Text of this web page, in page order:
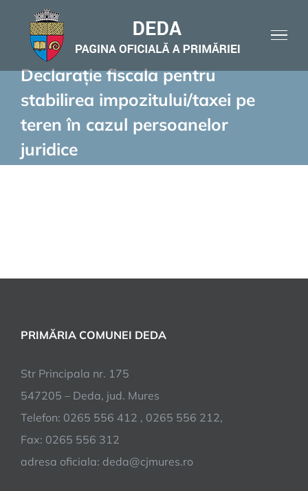
content
Declarație fiscala pentru
stabilirea impozitului/taxei pe
teren în cazul persoanelor
juridice
PRIMĂRIA COMUNEI DEDA
Str Principala nr. 175
547205 – Deda, jud. Mures
Telefon: 0265 556 412 , 0265 556 212,
Fax: 0265 556 312
adresa oficiala: deda@cjmures.ro